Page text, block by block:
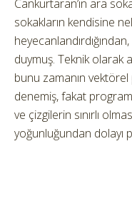
Cankurtaran’ın ara
sokakların kendisine
duymuş. Teknik olarak
bunu zamanın
denemiş, fakat
ve çizgilerin sınırlı
yoğunluğundan dolayı